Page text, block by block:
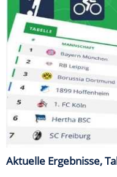
Aktuelle Ergebnisse,